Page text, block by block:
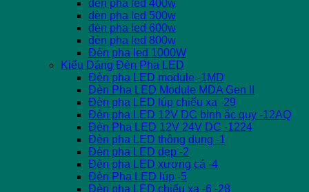
đèn pha led 400w
đèn pha led 500w
đèn pha led 600w
đèn pha led 800w
Đèn pha led 1000W
Kiểu Dáng Đèn Pha LED
Đèn pha LED module -1MD
Đèn Pha LED Module MDA Gen II
Đèn pha LED lúp chiếu xa -29
Đèn pha LED 12V DC bình ắc quy -12AQ
Đèn Pha LED 12V 24V DC -1224
Đèn pha LED thông dụng -1
Đèn pha LED dẹp -2
Đèn pha LED xương cá -4
Đèn Pha LED lúp -5
Đèn pha LED chiếu xa -6 -28